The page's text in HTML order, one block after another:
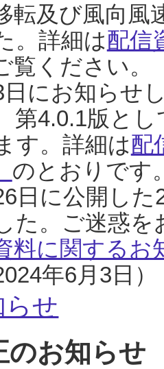
転及び風向風
。詳細は配信
覧ください。
にお知らせ
第4.0.1版と
す。詳細は配
のとおりです
日に公開し
た。ご迷惑
料に関するお
年6月3日）
せ
のお知らせ